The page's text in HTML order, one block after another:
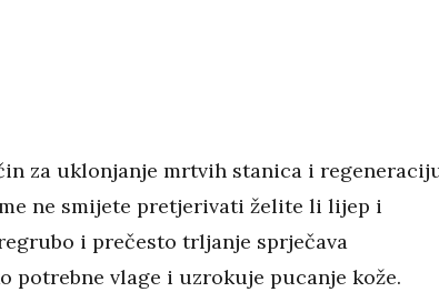
za uklonjanje mrtvih stanica i
ne smijete pretjerivati želite li lijep i
i prečesto trljanje sprječava
potrebne vlage i uzrokuje pucanje kože.